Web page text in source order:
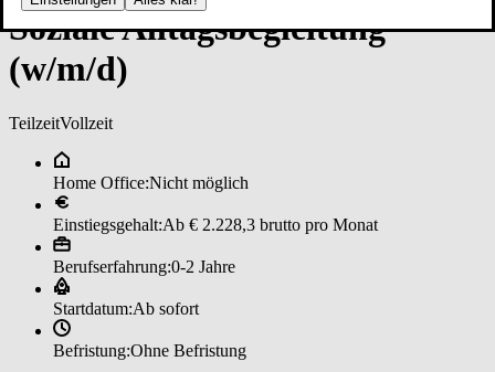
So­zia­le All­tags­be­glei­tun­g
(w/m/d)
TeilzeitVollzeit
Home Office:Nicht möglich
Einstiegsgehalt:Ab € 2.228,3 brutto pro Monat
Berufserfahrung:0-2 Jahre
Startdatum:Ab sofort
Befristung:Ohne Befristung